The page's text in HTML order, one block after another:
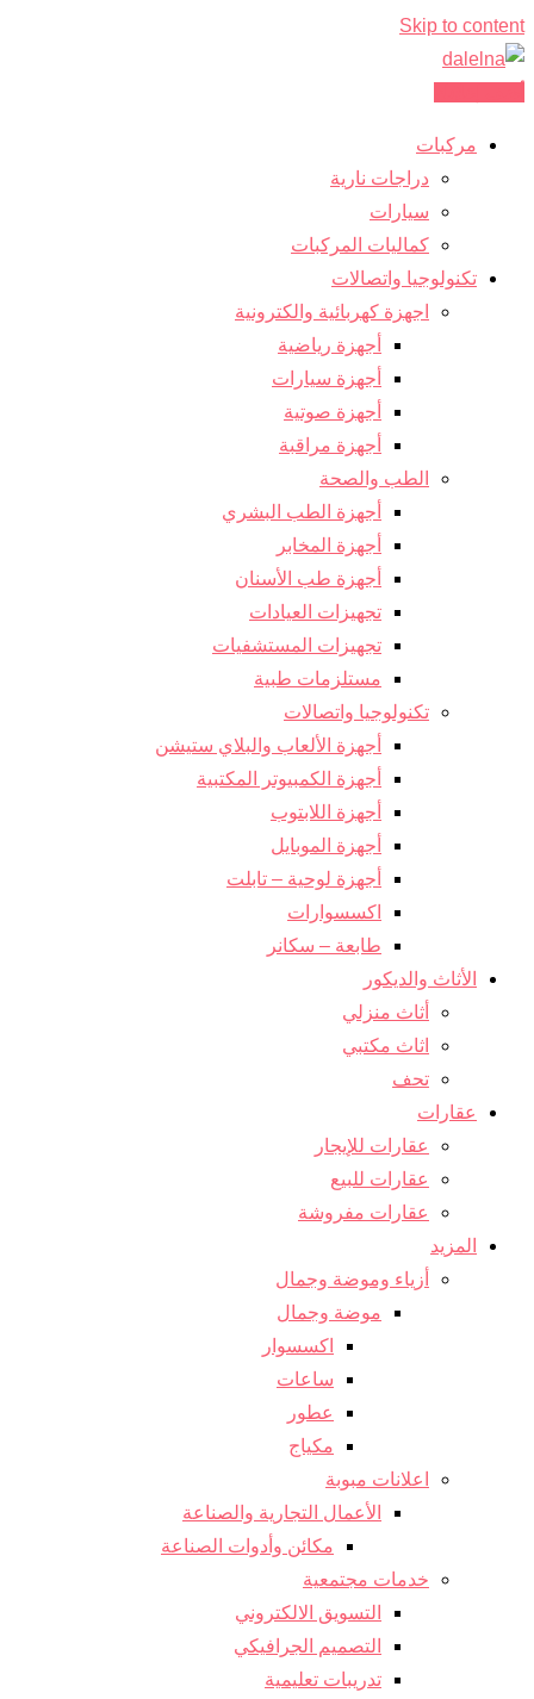
Skip to content
مركبات
دراجات نارية
سيارات
كماليات المركبات
تكنولوجيا واتصالات
اجهزة كهربائية والكترونية
أجهزة رياضية
أجهزة سيارات
أجهزة صوتية
أجهزة مراقبة
الطب والصحة
أجهزة الطب البشري
أجهزة المخابر
أجهزة طب الأسنان
تجهيزات العيادات
تجهيزات المستشفيات
مستلزمات طبية
تكنولوجيا واتصالات
أجهزة الألعاب والبلاي ستيشن
أجهزة الكمبيوتر المكتبية
أجهزة اللابتوب
أجهزة الموبايل
أجهزة لوحية – تابلت
اكسسوارات
طابعة – سكانر
الأثاث والديكور
أثاث منزلي
اثاث مكتبي
تحف
عقارات
عقارات للإيجار
عقارات للبيع
عقارات مفروشة
المزيد
أزياء وموضة وجمال
موضة وجمال
اكسسوار
ساعات
عطور
مكياج
اعلانات مبوبة
الأعمال التجارية والصناعة
مكائن ​​وأدوات الصناعة
خدمات مجتمعية
التسويق الالكتروني
التصميم الجرافيكي
تدريبات تعليمية